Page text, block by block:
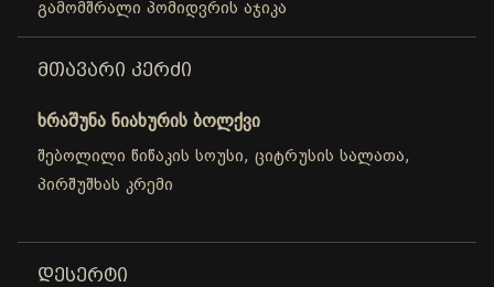
გამომშრალი პომიდვრის აჯიკა
ᲛᲗᲐᲕᲐᲠᲘ ᲙᲔᲠᲫᲘ
ხრაშუნა ნიახურის ბოლქვი
შებოლილი წიწაკის სოუსი, ციტრუსის სალათა,
პირშუშხას კრემი
ᲓᲔᲡᲔᲠᲢᲘ